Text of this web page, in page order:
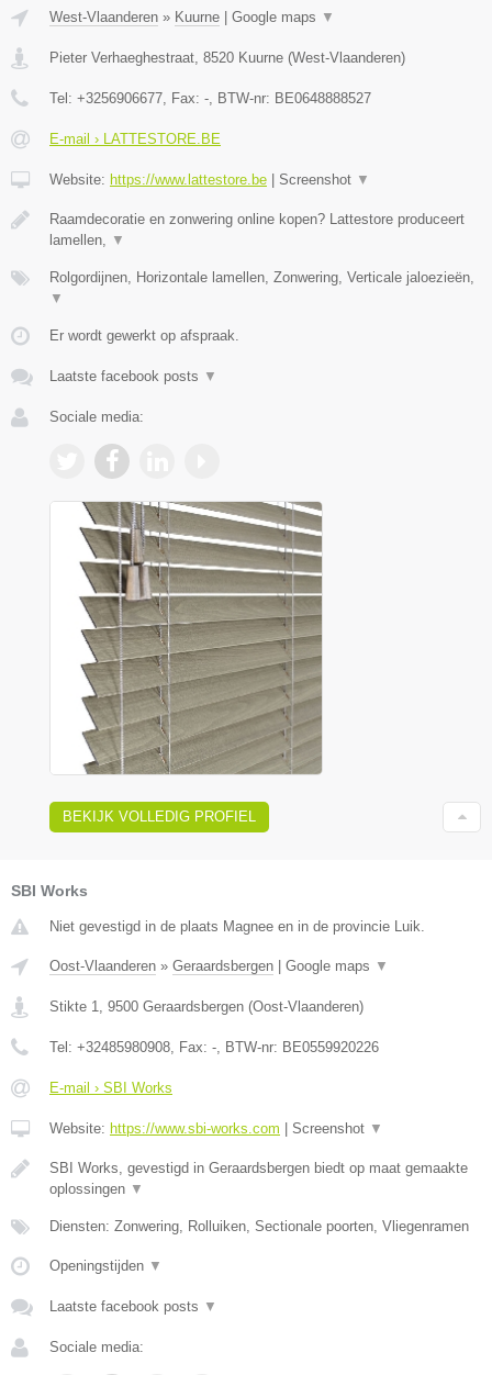
West-Vlaanderen » Kuurne | Google maps ▼
Pieter Verhaeghestraat 8520 Kuurne (West-Vlaanderen)
Tel: +3256906677 , Fax: - , BTW-nr: BE0648888527
E-mail › LATTESTORE.BE
Website: https://www.lattestore.be | Screenshot ▼
Raamdecoratie en zonwering online kopen? Lattestore produceert
lamellen,
▼
Rolgordijnen, Horizontale lamellen, Zonwering, Verticale jaloezieën,
▼
Er wordt gewerkt op afspraak.
Laatste facebook posts ▼
Sociale media:
BEKIJK VOLLEDIG PROFIEL
SBI Works
Niet gevestigd in de plaats Magnee en in de provincie Luik.
Oost-Vlaanderen » Geraardsbergen | Google maps ▼
Stikte 1 9500 Geraardsbergen (Oost-Vlaanderen)
Tel: +32485980908 , Fax: - , BTW-nr: BE0559920226
E-mail › SBI Works
Website: https://www.sbi-works.com | Screenshot ▼
SBI Works, gevestigd in Geraardsbergen biedt op maat gemaakte
oplossingen ▼
Diensten: Zonwering, Rolluiken, Sectionale poorten, Vliegenramen
Openingstijden ▼
Laatste facebook posts ▼
Sociale media: